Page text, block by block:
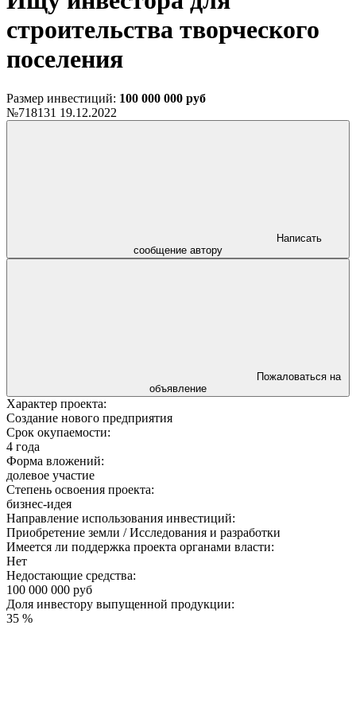
строительства творческого
поселения
Размер инвестиций: 100 000 000 руб
№718131 19.12.2022
сообщение автору
объявление
Характер проекта:
Создание нового предприятия
Срок окупаемости:
4 года
Форма вложений:
долевое участие
Степень освоения проекта:
бизнес-идея
Направление использования инвестиций:
Приобретение земли / Исследования и разработки
Имеется ли поддержка проекта органами власти:
Нет
Недостающие средства:
100 000 000 руб
Доля инвестору выпущенной продукции:
35 %